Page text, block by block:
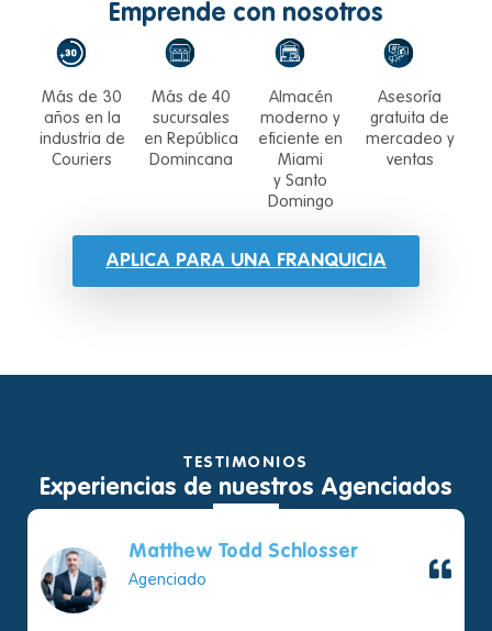
Emprende con nosotros
Más de 30
años en la
industria de
Couriers
Más de 40
sucursales
en República
Domincana
Almacén
moderno y
eficiente en
Miami
y Santo
Domingo
Asesoría
gratuita de
mercadeo y
ventas
APLICA PARA UNA FRANQUICIA
TESTIMONIOS
Experiencias de nuestros Agenciados
Matthew Todd Schlosser
Agenciado